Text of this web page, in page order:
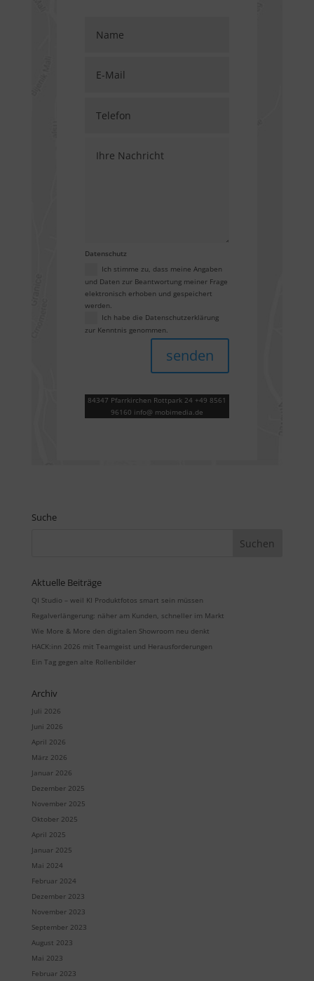
Datenschutz
Ich stimme zu, dass meine Angaben
und Daten zur Beantwortung meiner Frage
elektronisch erhoben und gespeichert
werden.
Ich habe die Datenschutzerklärung
zur Kenntnis genommen.
senden
84347 Pfarrkirchen Rottpark 24 +49 8561
96160 info@ mobimedia.de
Suche
Aktuelle Beiträge
QI Studio – weil KI Produktfotos smart sein müssen
Regalverlängerung: näher am Kunden, schneller im Markt
Wie More & More den digitalen Showroom neu denkt
HACK:inn 2026 mit Teamgeist und Herausforderungen
Ein Tag gegen alte Rollenbilder
Archiv
Juli 2026
Juni 2026
April 2026
März 2026
Januar 2026
Dezember 2025
November 2025
Oktober 2025
April 2025
Januar 2025
Mai 2024
Februar 2024
Dezember 2023
November 2023
September 2023
August 2023
Mai 2023
Februar 2023